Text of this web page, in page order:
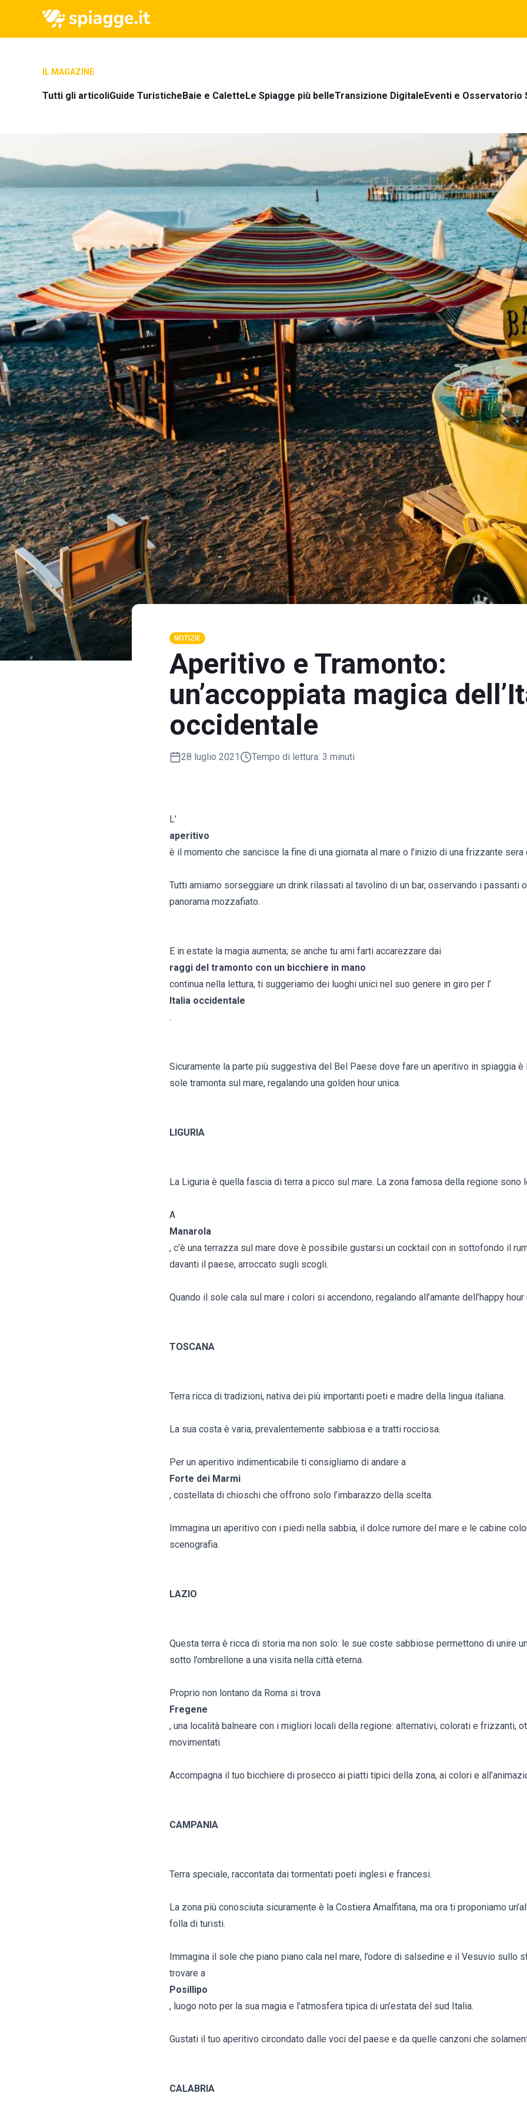
IL MAGAZINE
Tutti gli articoliGuide TuristicheBaie e CaletteLe Spiagge più belleTransizione DigitaleEventi e Osservatorio
NOTIZIE
Aperitivo e Tramonto:
un’accoppiata magica
occidentale
28 luglio 2021 Tempo di lettura: 3 minuti
L’
aperitivo
è il momento che sancisce la fine di una giornata al mare o l’inizio di una frizzante sera
Tutti amiamo sorseggiare un drink rilassati al tavolino di un bar, osservando i passanti
panorama mozzafiato.
E in estate la magia aumenta; se anche tu ami farti accarezzare dai
raggi del tramonto con un bicchiere in mano
continua nella lettura, ti suggeriamo dei luoghi unici nel suo genere in giro per l’
Italia occidentale
.
Sicuramente la parte più suggestiva del Bel Paese dove fare un aperitivo in spiaggia
sole tramonta sul mare, regalando una golden hour unica.
LIGURIA
La Liguria è quella fascia di terra a picco sul mare. La zona famosa della regione sono
A
Manarola
, c’è una terrazza sul mare dove è possibile gustarsi un cocktail con in sottofondo il
davanti il paese, arroccato sugli scogli.
Quando il sole cala sul mare i colori si accendono, regalando all’amante dell’happy
TOSCANA
Terra ricca di tradizioni, nativa dei più importanti poeti e madre della lingua italiana.
La sua costa è varia, prevalentemente sabbiosa e a tratti rocciosa.
Per un aperitivo indimenticabile ti consigliamo di andare a
Forte dei Marmi
, costellata di chioschi che offrono solo l’imbarazzo della scelta.
Immagina un aperitivo con i piedi nella sabbia, il dolce rumore del mare e le cabine
scenografia.
LAZIO
Questa terra è ricca di storia ma non solo: le sue coste sabbiose permettono di unire
sotto l’ombrellone a una visita nella città eterna.
Proprio non lontano da Roma si trova
Fregene
, una località balneare con i migliori locali della regione: alternativi, colorati e frizzanti,
movimentati.
Accompagna il tuo bicchiere di prosecco ai piatti tipici della zona, ai colori e
CAMPANIA
Terra speciale, raccontata dai tormentati poeti inglesi e francesi.
La zona più conosciuta sicuramente è la Costiera Amalfitana, ma ora ti proponiamo
folla di turisti.
Immagina il sole che piano piano cala nel mare, l’odore di salsedine e il Vesuvio sullo
trovare a
Posillipo
, luogo noto per la sua magia e l’atmosfera tipica di un’estata del sud Italia.
Gustati il tuo aperitivo circondato dalle voci del paese e da quelle canzoni che
CALABRIA